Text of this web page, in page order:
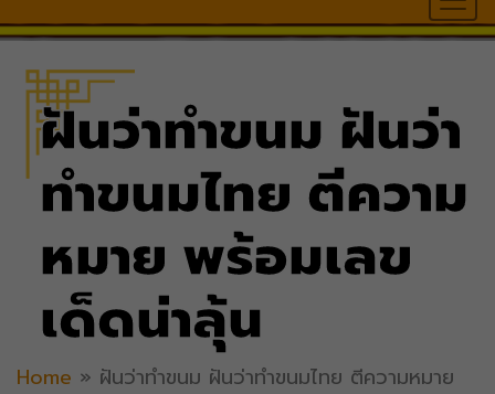
ฝันว่าทำขนม ฝันว่า
ทำขนมไทย ตีความ
หมาย พร้อมเลข
เด็ดน่าลุ้น
Home » ฝันว่าทำขนม ฝันว่าทำขนมไทย ตีความหมาย